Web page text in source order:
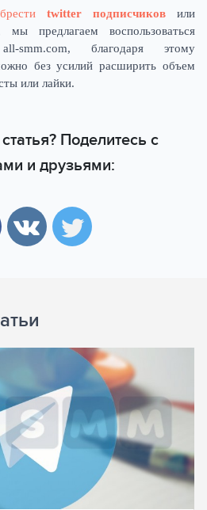
twitter подписчиковили
мы предлагаем воспользоваться
smm.com, благодаря этому
без усилий расширить объем
или лайки.
Поделитесь с
и друзьями: